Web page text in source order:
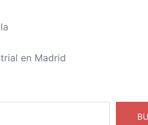
en Madrid